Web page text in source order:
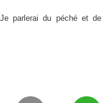
parlerai du péché et de